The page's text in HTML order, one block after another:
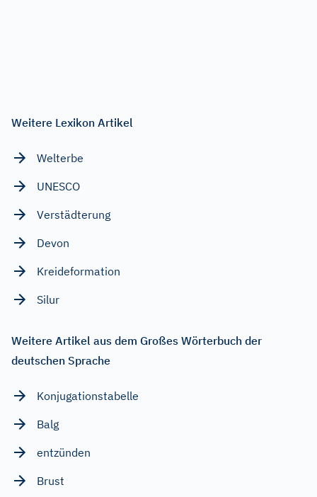
Weitere Lexikon Artikel
Welterbe
UNESCO
Verstädterung
Devon
Kreideformation
Silur
Weitere Artikel aus dem Großes Wörterbuch der
deutschen Sprache
Konjugationstabelle
Balg
entzünden
Brust